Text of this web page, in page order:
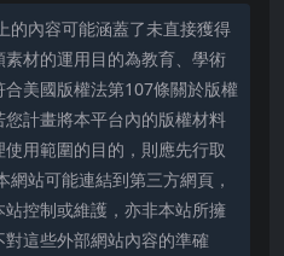
的內容可能涵蓋了未直接獲得
材的運用目的為教育、學術
美國版權法第107條關於版權
您計畫將本平台內的版權材料
用範圍的目的，則應先行取
站可能連結到第三方網頁，
控制或維護，亦非本站所擁
這些外部網站內容的準確